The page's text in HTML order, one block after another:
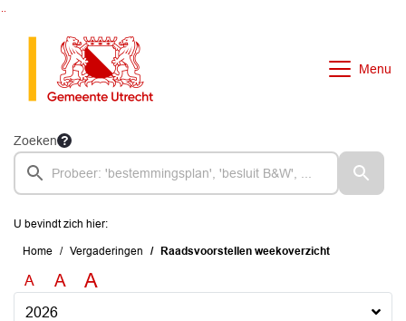
Menu
Zoeken
U bevindt zich hier:
Home Vergaderingen Raadsvoorstellen weekoverzicht
A A A
2026